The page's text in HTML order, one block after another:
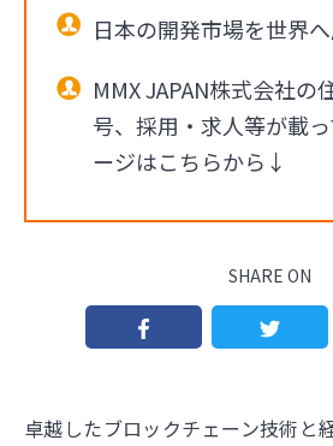
日本の開発市場を世界
MMX JAPAN株式会社の
号、採用・求人等が載
ージはこちらから↓
SHARE ON
卓越したブロックチェーン技術と